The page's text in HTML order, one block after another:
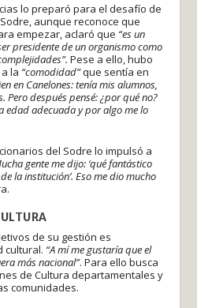
lo preparó para el desafío de
aunque reconoce que
empezar, aclaró que “es un
presidente de un organismo como
Pese a ello, hubo
la “comodidad”que sentía en
en Canelones: tenía mis alumnos,
Pero después pensé: ¿por qué no?
edad adecuada y por algo me lo
del Sodre lo impulsó a
gente me dijo: ‘qué fantástico
la institución’. Eso me dio mucho
de su gestión es
cultural. “A mí me gustaría que el
más nacional”. Para ello busca
de Cultura departamentales y
comunidades.